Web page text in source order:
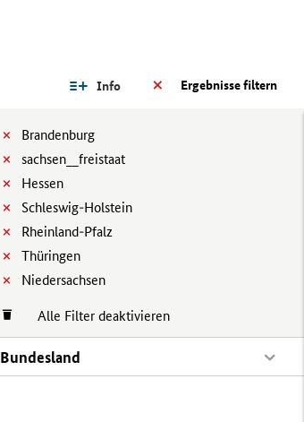
Ergebnisse filtern
Info
Brandenburg
sachsen__freistaat
Hessen
Schleswig-Holstein
Rheinland-Pfalz
Thüringen
Niedersachsen
Alle Filter deaktivieren
Bundesland